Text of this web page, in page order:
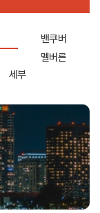
밴쿠버
멜버른
세부